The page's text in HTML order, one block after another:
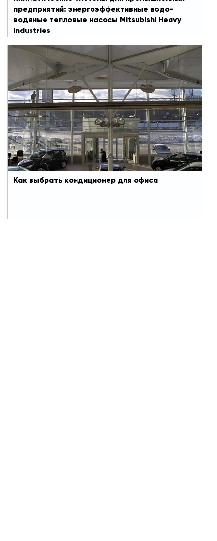
предприятий: энергоэффективные водо-
водяные тепловые насосы Mitsubishi Heavy
Industries
Как выбрать кондиционер для офиса
Как выбрать кондиционер для офиса
Современный бизнес-центр – это не только
презентабельный внешний вид: дорогие
строительные и отделочные материалы,
скоростные лифты, панорамные окна. В первую
очередь, это достойный уровень комфорта
внутри помещений, который обеспечивают
хорошие кондиционеры для офисов. От качества
и температуры воздуха напрямую зависят
работоспособность и самочувствие
сотрудников. Если человек ощущает постоянный
дискомфорт, он вряд ли сможет полностью
сосредоточиться на делах.